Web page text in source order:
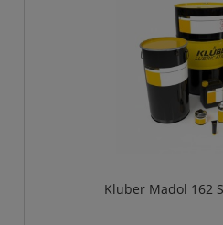
Kluber Madol 162